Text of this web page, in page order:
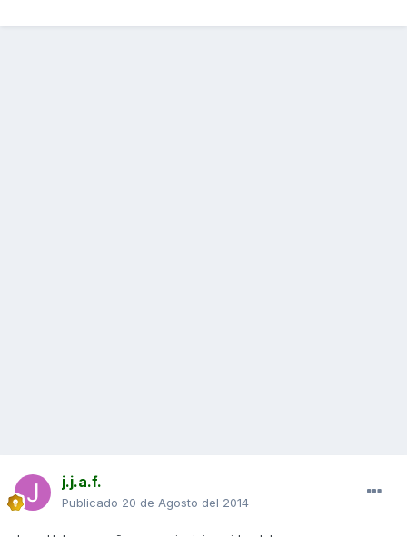
j.j.a.f.
Publicado 20 de Agosto del 2014